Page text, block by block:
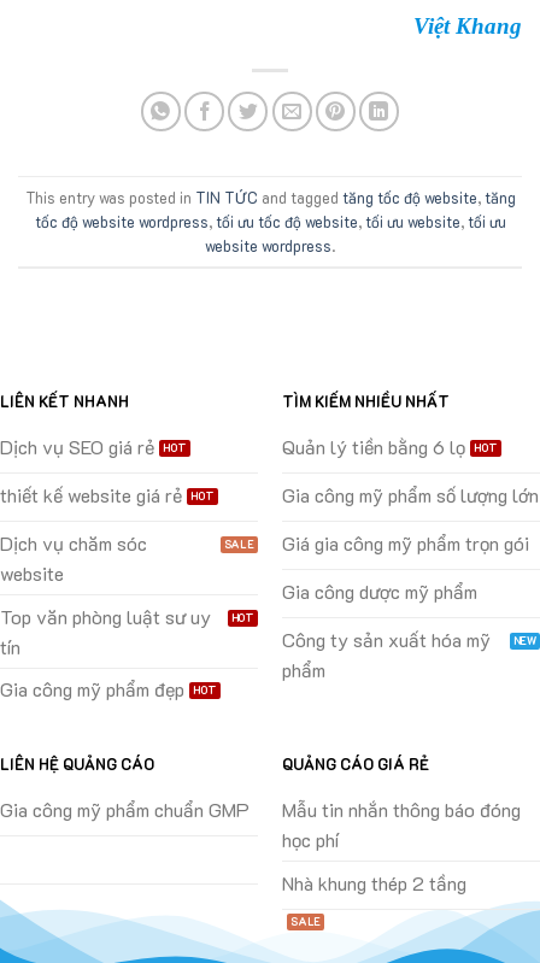
Việt Khang
This entry was posted in TIN TỨC and tagged tăng tốc độ website,tăng
tốc độ website wordpress,tối ưu tốc độ website,tối ưu website,tối ưu
website wordpress.
LIÊN KẾT NHANH
Dịch vụ SEO giá rẻ
thiết kế website giá rẻ
Dịch vụ chăm sóc
website
Top văn phòng luật sư uy
tín
Gia công mỹ phẩm đẹp
TÌM KIẾM NHIỀU NHẤT
Quản lý tiền bằng 6 lọ
Gia công mỹ phẩm số lượng lớn
Giá gia công mỹ phẩm trọn gói
Gia công dược mỹ phẩm
Công ty sản xuất hóa mỹ
phẩm
LIÊN HỆ QUẢNG CÁO
Gia công mỹ phẩm chuẩn GMP
QUẢNG CÁO GIÁ RẺ
Mẫu tin nhắn thông báo đóng
học phí
Nhà khung thép 2 tầng